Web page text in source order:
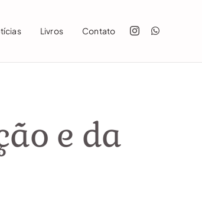
Livros Contato
e da